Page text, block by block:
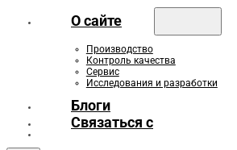
О сайте
Производство
Контроль качества
Сервис
Исследования и разработки
Блоги
Связаться с